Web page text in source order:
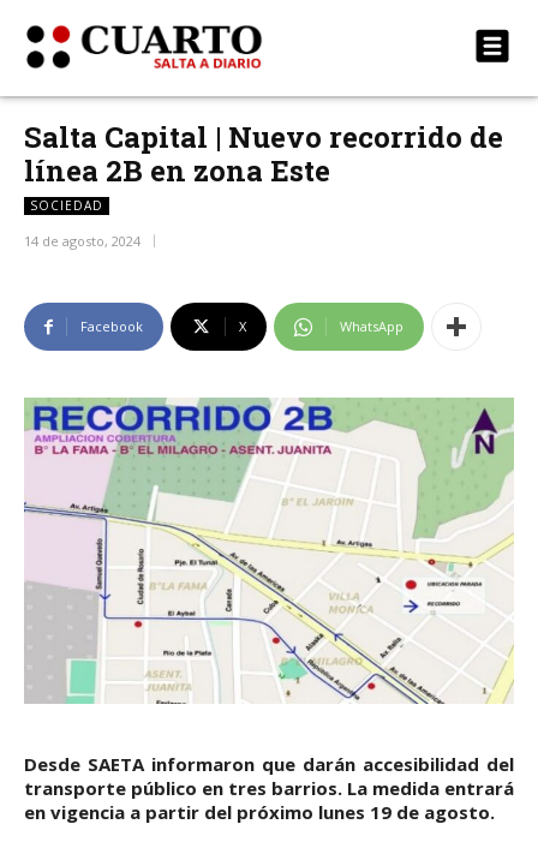
Salta Capital | Nuevo recorrido de
línea 2B en zona Este
SOCIEDAD
14 de agosto, 2024
Facebook X WhatsApp
Desde SAETA informaron que darán accesibilidad del
transporte público en tres barrios. La medida entrará
en vigencia a partir del próximo lunes 19 de agosto.